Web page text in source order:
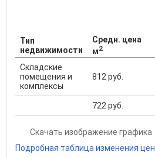
Тип
недвижимости
Средн. цена
м2
Складские
помещения и
комплексы
812 руб.
722 руб.
Скачать изображение графика
Подробная таблица изменения цен